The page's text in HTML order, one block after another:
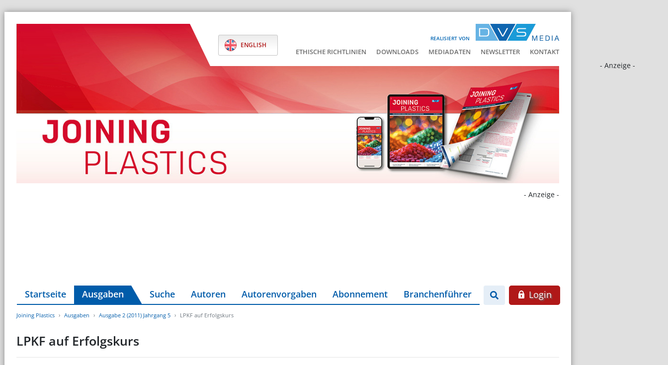
REALISIERT VON
ENGLISH
ETHISCHE RICHTLINIEN DOWNLOADS MEDIADATEN NEWSLETTER KONTAKT
- Anzeige -
- Anzeige -
Startseite Ausgaben Suche Autoren Autorenvorgaben Abonnement Branchenführer Login
Joining Plastics Ausgaben Ausgabe 2 (2011) Jahrgang 5 LPKF auf Erfolgskurs
LPKF auf Erfolgskurs